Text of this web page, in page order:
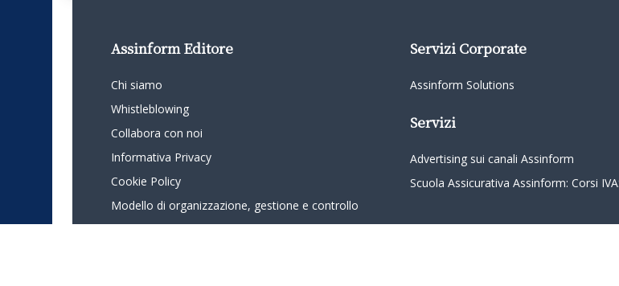
Assinform Editore
Chi siamo
Whistleblowing
Collabora con noi
Informativa Privacy
Cookie Policy
Modello di organizzazione, gestione e controllo
Servizi Corporate
Assinform Solutions
Servizi
Advertising sui canali Assinform
Scuola Assicurativa Assinform: Corsi